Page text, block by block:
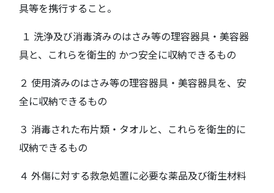
具等を携行すること。
１ 洗浄及び消毒済みのはさみ等の理容器具・美容器
具と、これらを衛生的 かつ安全に収納できるもの
２ 使用済みのはさみ等の理容器具・美容器具を、安
全に収納できるもの
３ 消毒された布片類・タオルと、これらを衛生的に
収納できるもの
４ 外傷に対する救急処置に必要な薬品及び衛生材料